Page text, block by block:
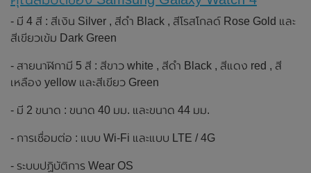
- มี 4 สี : สีเงิน Silver , สีดำ Black , สีโรสโกลด์ Rose Gold และ
สีเขียวเข้ม Dark Green
- สายนาฬิกามี 5 สี : สีขาว white , สีดำ Black , สีแดง red , สี
เหลือง yellow และสีเขียว Green
- มี 2 ขนาด : ขนาด 40 มม. และขนาด 44 มม.
- การเชื่อมต่อ : แบบ Wi-Fi และแบบ LTE / 4G
- ระบบปฏิบัติการ Wear OS